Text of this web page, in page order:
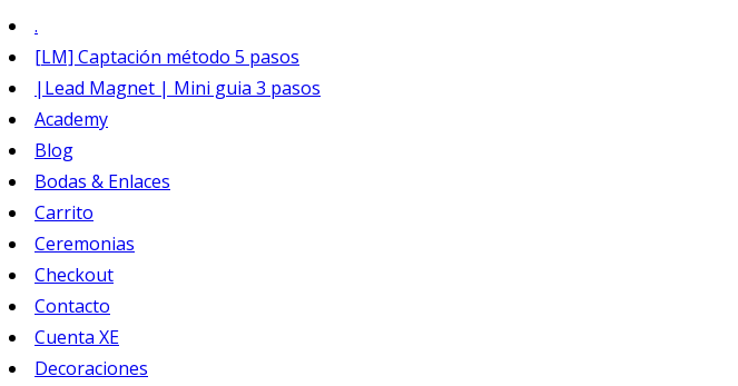
.
[LM] Captación método 5 pasos
|Lead Magnet | Mini guia 3 pasos
Academy
Blog
Bodas & Enlaces
Carrito
Ceremonias
Checkout
Contacto
Cuenta XE
Decoraciones